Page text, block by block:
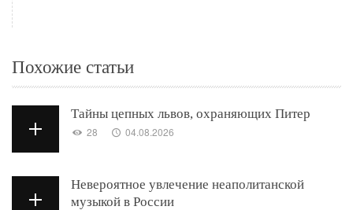
Похожие статьи
Тайны цепных львов, охраняющих Питер
28 04.08.2026
Невероятное увлечение неаполитанской
музыкой в России